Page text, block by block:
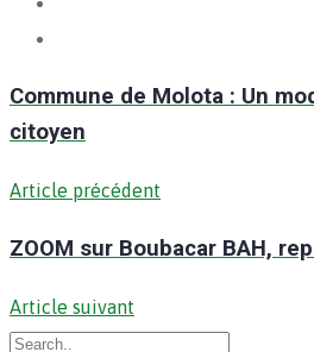
Commune de Molota : Un
citoyen
Article précédent
ZOOM sur Boubacar BAH,
Article suivant